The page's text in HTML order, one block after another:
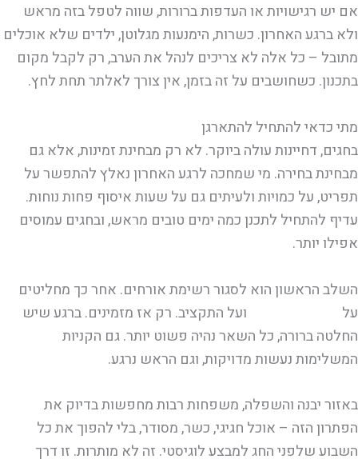
אם יש רגישויות או העדפות ברורות, שווה לטפל בזה מראש
ולא ברגע האחרון. כשרות, הימנעות מגלוטן, ילדים שלא אוכלים
מתובל – כל אלה לא צריכים לנהל את הערב, רק לקבל מקום
בתכנון. כשחושבים על זה בזמן, אין צורך לאלתר תחת לחץ.
מתי כדאי להתחיל להתארגן
בחגים, דחיינות עולה ביוקר. לא רק מבחינת זמינות, אלא גם
מבחינת בחירה. מי שמחכה לרגע האחרון נאלץ להתפשר על
תפריט, על כמויות ולעיתים גם על שעות איסוף פחות נוחות.
עדיף להתחיל לתכנן כמה ימים טובים מראש, ובחגים עמוסים
אפילו יותר.
השלב הראשון הוא לסגור רשימת אורחים. אחר כך מחליטים
על
ועל התקציב. רק אז מזמינים. ברגע שיש
החלטה ברורה, כל השאר נהיה פשוט יותר. גם הקניות
המשלימות נעשות מדויקות, וגם הראש נרגע.
באזור יבנה והשפלה, משפחות רבות מחפשות בדיוק את
הפתרון הזה – אוכל חגיגי, כשר, מסודר, בלי להפוך את כל
השבוע שלפני החג למבצע לוגיסטי. זה לא מותרות. זו דרך